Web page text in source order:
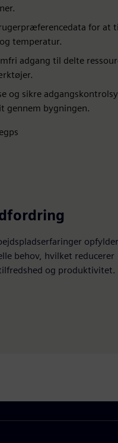
for at
temperatur.
adgang til delte
og sikre
gennem bygningen.
opfylder
behov, hvilket reducerer
og produktivitet.